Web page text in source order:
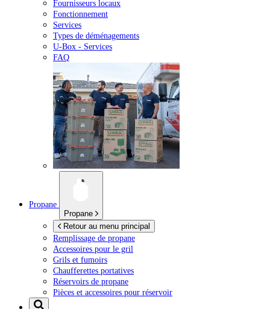
Fournisseurs locaux
Fonctionnement
Services
Types de déménagements
U-Box - Services
FAQ
Propane
Propane
Retour au menu principal
Remplissage de propane
Accessoires pour le gril
Grils et fumoirs
Chaufferettes portatives
Réservoirs de propane
Pièces et accessoires pour réservoir